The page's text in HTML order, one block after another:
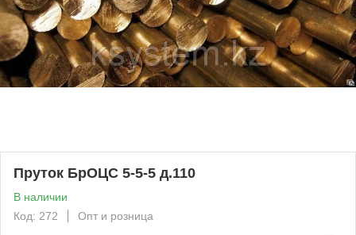
Пруток БрОЦС 5-5-5 д.110
В наличии
Код: 272
Опт и розница